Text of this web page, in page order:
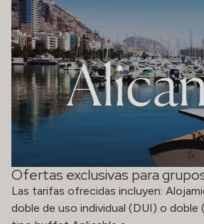
Ofertas exclusivas para
Las tarifas ofrecidas incluyen:
doble de uso individual (DUI) o doble